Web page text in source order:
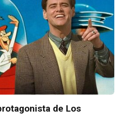
de Los